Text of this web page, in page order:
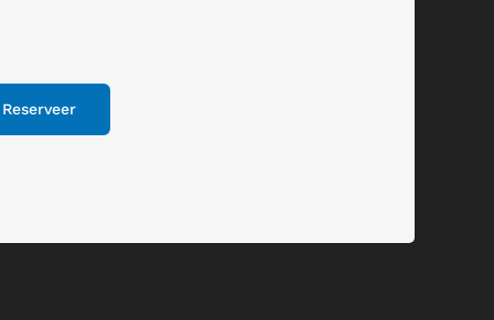
Reserveer